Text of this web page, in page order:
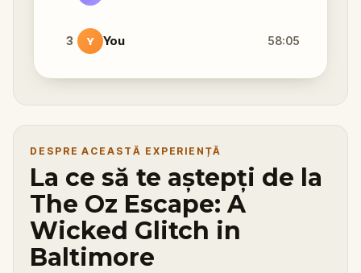
3 Y You 58:05
DESPRE ACEASTĂ EXPERIENȚĂ
La ce să te aștepți de la
The Oz Escape: A
Wicked Glitch in
Baltimore